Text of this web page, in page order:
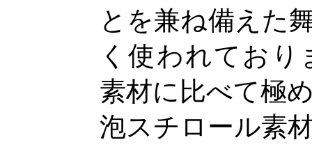
とを兼ね備えた
く使われてお
素材に比べて極
泡スチロール素